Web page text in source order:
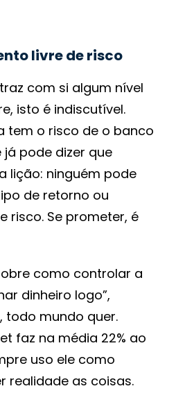
livre de risco
com si algum nível
isto é indiscutível.
tem o risco de o banco
já pode dizer que
lição: ninguém pode
de retorno ou
risco. Se prometer, é
como controlar a
dinheiro logo”,
todo mundo quer.
faz na média 22% ao
uso ele como
realidade as coisas.